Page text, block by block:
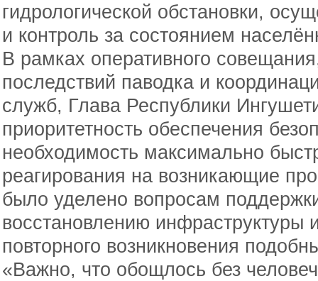
гидрологической обстановки,
и контроль за состоянием
В рамках оперативного
последствий паводка и
служб, Глава Республики
приоритетность обеспечения
необходимость максимально
реагирования на возникающие
было уделено вопросам
восстановлению инфраструктуры
повторного возникновения
«Важно, что обощлось без